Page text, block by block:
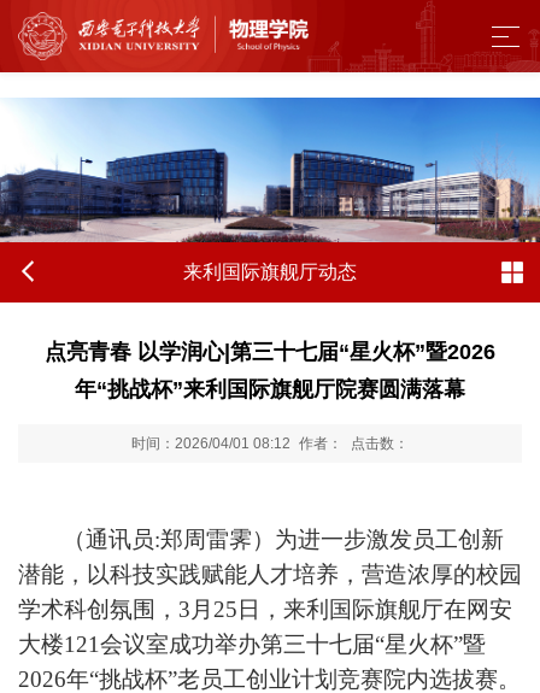
来利国际旗舰厅 - w66.利来(中国区)
来利国际旗舰厅动态
点亮青春 以学润心|第三十七届“星火杯”暨2026
年“挑战杯”来利国际旗舰厅院赛圆满落幕
时间：2026/04/01 08:12 作者： 点击数：
（通讯员:郑周雷霁）为进一步激发员工创新
潜能，以科技实践赋能人才培养，营造浓厚的校园
学术科创氛围，3月25日，来利国际旗舰厅在网安
大楼121会议室成功举办第三十七届“星火杯”暨
2026年“挑战杯”老员工创业计划竞赛院内选拔赛。